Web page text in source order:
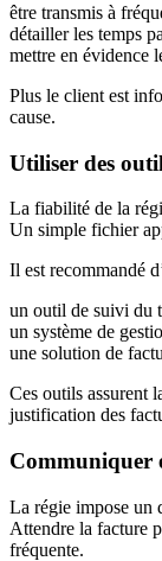
être transmis à
détailler les temps
mettre en évidence
Plus le client est
cause.
Utiliser des
La fiabilité de la
Un simple fichier
Il est recommandé
un outil de suivi du
un système de
une solution de
Ces outils assurent
justification des
Communiquer
La régie impose un
Attendre la facture
fréquente.